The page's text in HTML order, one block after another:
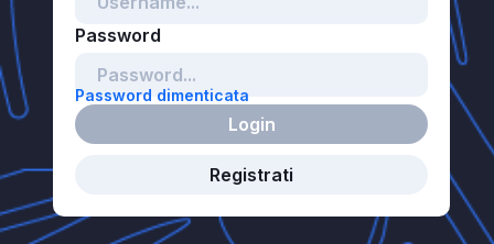
Password dimenticata
Login
Registrati